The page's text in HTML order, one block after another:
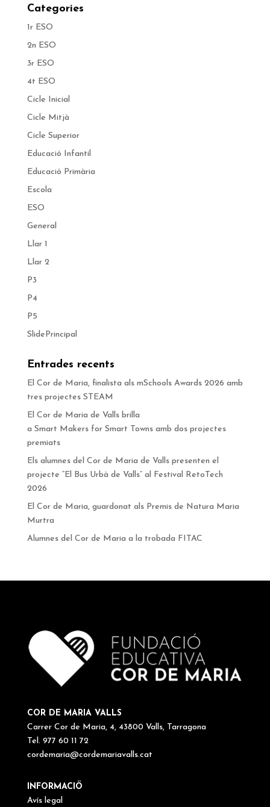
Categories
1r ESO
2n ESO
3r ESO
4t ESO
Cicle Inicial
Cicle Mitjà
Cicle Superior
Educació Infantil
Educació Primària
Escola
ESO
General
Llar 1
Llar 2
P3
P4
P5
SlidePrincipal
Entrades recents
El Cor de Maria, finalista als mSchools Awards 2026 amb
tres projectes STEAM
El Cor de Maria de Valls brilla
a Smart Makers for Smart Towns amb dos projectes
premiats
Els alumnes del Cor de Maria de Valls presenten el
projecte “El Bus Urbà de Valls” al Festival RetoTech
2026
El Cor de Maria, guardonat als Premis de Natura Maria
Murtra
Alumnes del Cor de Maria a la trobada FITAC
COR DE MARIA VALLS
Carrer Cor de Maria, 4, 43800 Valls, Tarragona
Tel. 977 60 11 72
cordemaria@cordemariavalls.cat
INFORMACIÖ
Avís legal